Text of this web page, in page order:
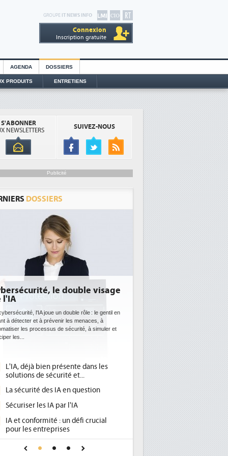
GROUPE IT NEWS INFO
Connexion
Inscription gratuite
AGENDA DOSSIERS
PRODUITS ENTRETIENS
S'ABONNER
NEWSLETTERS
SUIVEZ-NOUS
Publicité
DOSSIERS
l'efficacité énergétique
une obligation pour les
datacenters plus durables et plus efficaces, c'est
recherchent les pouvoirs publics européens
la mise en oeuvre de la nouvelle Directive sur
Qu'est-ce que la DEE (directive
d'efficacité énergétique) ?
DEE, une pression administrative
place pour répondre à...
Phocea DC dans les cordes pour la